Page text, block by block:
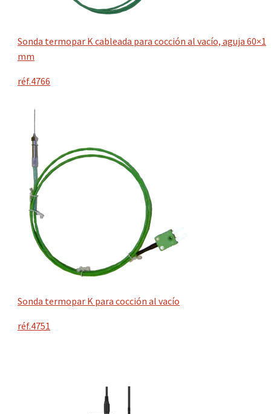
Sonda termopar K cableada para cocción al vacío, aguja 60×1
mm
réf.4766
Sonda termopar K para cocción al vacío
réf.4751